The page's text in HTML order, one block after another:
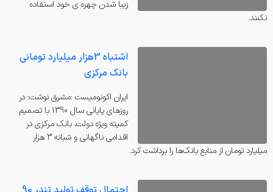
زیبا شدن چهره ی خود استفاده
نکنند.
اشتباه 3‌هزار میلیارد تومانی
بانک مرکزی
ايران اكونوميست :مشرق نوشت: در
روزهای پایانی سال 1390 با تصمیم
کمیته ویژه دولت، بانک مرکزی در
اقدامی ناگهانی و شبانه 3 هزار
میلیارد تومان از منابع بانک‌ها را برداشت کرد.